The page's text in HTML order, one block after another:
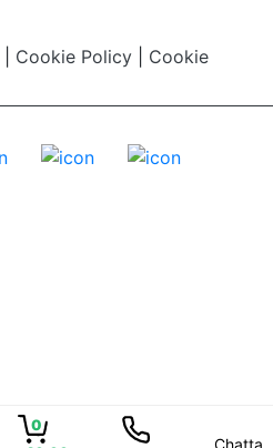
Cookie Policy
Cookie
0
Chatta